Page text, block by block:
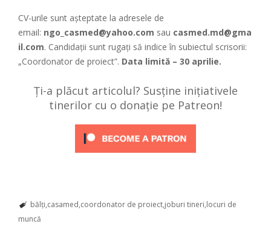
CV-urile sunt așteptate la adresele de
email: ngo_casmed@yahoo.com sau casmed.md@gma
il.com. Candidații sunt rugați să indice în subiectul scrisorii:
„Coordonator de proiect”. Data limită – 30 aprilie.
Ți-a plăcut articolul? Susține inițiativele
tinerilor cu o donație pe Patreon!
bălți casamed coordonator de proiect joburi tineri locuri de
muncă